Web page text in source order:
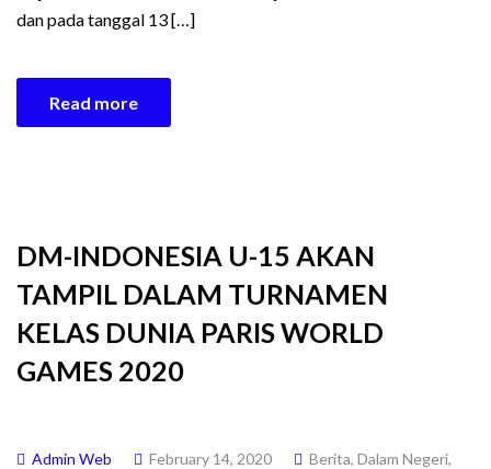
dan pada tanggal 13 […]
Read more
DM-INDONESIA U-15 AKAN
TAMPIL DALAM TURNAMEN
KELAS DUNIA PARIS WORLD
GAMES 2020
Admin Web February 14, 2020 Berita, Dalam Negeri,